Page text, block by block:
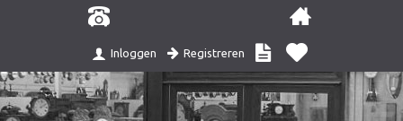
Inloggen Registreren